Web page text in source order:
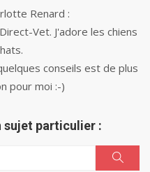
Renard :
Vet. J'adore les chiens
conseils est de plus
pour moi :-)
sujet particulier :